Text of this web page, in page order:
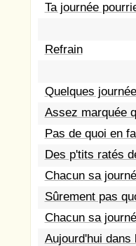
Ta journée
Refrain
Quelques
Assez marquée
Pas de quoi en
Des p'tits ratés
Chacun sa
Sûrement pas
Chacun sa
Aujourd'hui dans